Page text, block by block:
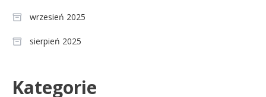
wrzesień 2025
sierpień 2025
KategorieAgnieszka Chylińska: wiek,